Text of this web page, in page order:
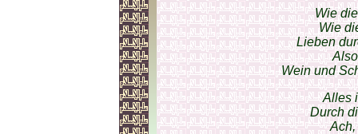
Wie
Wie
Lieben
Wein und
Alles
Durch